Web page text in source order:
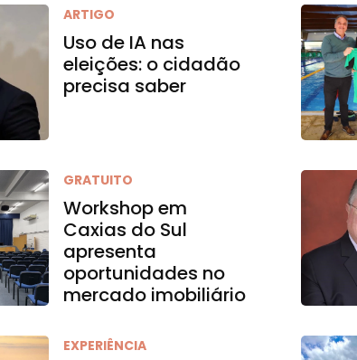
ARTIGO
Uso de IA nas
eleições: o cidadão
precisa saber
GRATUITO
Workshop em
Caxias do Sul
apresenta
oportunidades no
mercado imobiliário
EXPERIÊNCIA